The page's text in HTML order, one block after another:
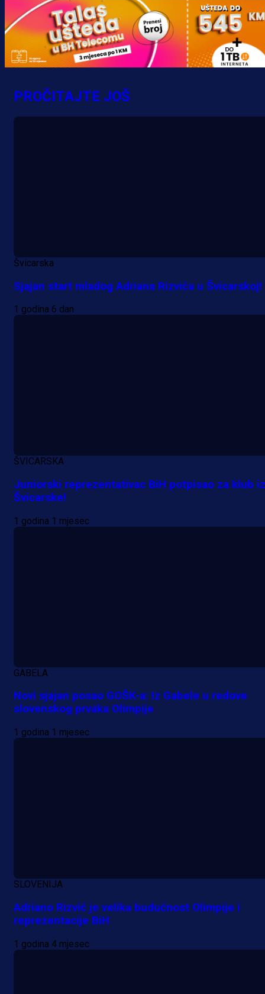
Borac do pobjede, ali scene iz
Banje Luke zgrozile javnost:
zbog skandiranja Ratku Mladiću!
PROČITAJTE JOŠ
Švicarska
Sjajan start mladog Adriana Rizvića u Švicarskoj!
1 godina 6 dan
ŠVICARSKA
Juniorski reprezentativac BiH potpisao za klub iz
Švicarske!
1 godina 1 mjesec
GABELA
Novi sjajan posao GOŠK-a: Iz Gabele u redove
slovenskog prvaka Olimpije
1 godina 1 mjesec
SLOVENIJA
Adriano Rizvić je velika budućnost Olimpije i
reprezentacije BiH
1 godina 4 mjesec